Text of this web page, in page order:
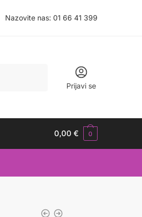
Nazovite nas: 01 66 41 399
Prijavi se
0,00€ 0